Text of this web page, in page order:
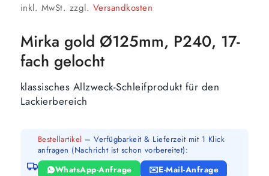
inkl. MwSt. zzgl. Versandkosten
Mirka gold Ø125mm, P240, 17-
fach gelocht
klassisches Allzweck-Schleifprodukt für den
Lackierbereich
Bestellartikel – Verfügbarkeit & Lieferzeit mit 1 Klick
anfragen (Nachricht ist schon vorbereitet):
WhatsApp-Anfrage
E-Mail-Anfrage